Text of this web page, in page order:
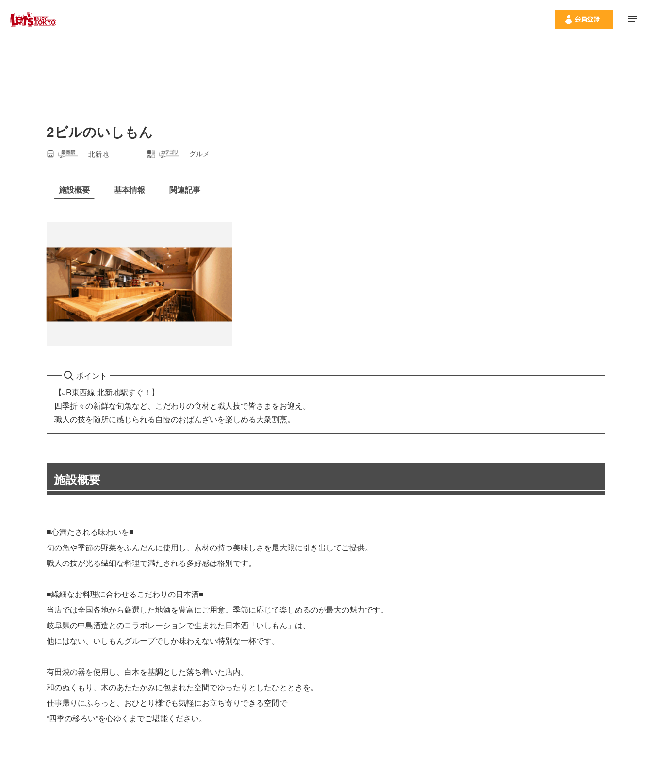
2ビルのいしもん
北新地 グルメ
施設概要 基本情報 関連記事
ポイント
【JR東西線 北新地駅すぐ！】
四季折々の新鮮な旬魚など、こだわりの食材と職人技で皆さまをお迎え。
職人の技を随所に感じられる自慢のおばんざいを楽しめる大衆割烹。
施設概要
■心満たされる味わいを■
旬の魚や季節の野菜をふんだんに使用し、素材の持つ美味しさを最大限に引き出してご提供。
職人の技が光る繊細な料理で満たされる多好感は格別です。
■繊細なお料理に合わせるこだわりの日本酒■
当店では全国各地から厳選した地酒を豊富にご用意。季節に応じて楽しめるのが最大の魅力です。
岐阜県の中島酒造とのコラボレーションで生まれた日本酒「いしもん」は、
他にはない、いしもんグループでしか味わえない特別な一杯です。
有田焼の器を使用し、白木を基調とした落ち着いた店内。
和のぬくもり、木のあたたかみに包まれた空間でゆったりとしたひとときを。
仕事帰りにふらっと、おひとり様でも気軽にお立ち寄りできる空間で
“四季の移ろい”を心ゆくまでご堪能ください。